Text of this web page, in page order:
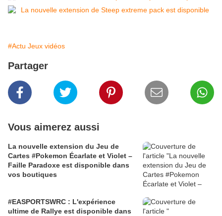
#Actu Jeux vidéos
Partager
Vous aimerez aussi
La nouvelle extension du Jeu de
Cartes #Pokemon Écarlate et Violet –
Faille Paradoxe est disponible dans
vos boutiques
#EASPORTSWRC : L'expérience
ultime de Rallye est disponible dans